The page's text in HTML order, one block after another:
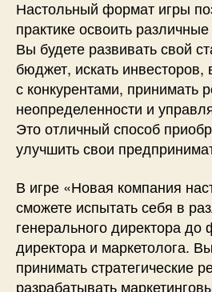
Настольный формат игры
практике освоить
Вы будете развивать свой
бюджет, искать инвесторов,
с конкурентами, принимать
неопределенности и
Это отличный способ
улучшить свои
В игре «Новая компания
сможете испытать себя в
генерального директора до
директора и маркетолога.
принимать стратегические
разрабатывать